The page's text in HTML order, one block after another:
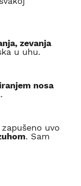
zevanja
u uhu.
nosa
uvo
. Sam